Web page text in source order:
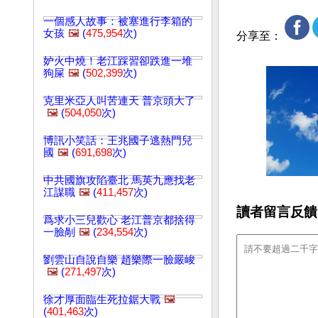
一個感人故事：被塞進行李箱的
女孩 🖼️ (475,954次)
妒火中燒！老江踩習卻跌進一堆
狗屎 🖼️ (502,399次)
克里米亞人叫苦連天 普京頭大了
🖼️ (504,050次)
博訊小笑話：王兆國子逃熱門兒
國 🖼️ (691,698次)
中共國旗攻陷臺北 馬英九應找老
江謀職 🖼️ (411,457次)
爲求小三兒歡心 老江普京都捨得
一臉剮 🖼️ (234,554次)
劉雲山自說自樂 趙樂際一臉嚴峻
🖼️ (271,497次)
徐才厚面臨生死拉鋸大戰 🖼️
(401,463次)
分享至：
讀者留言反